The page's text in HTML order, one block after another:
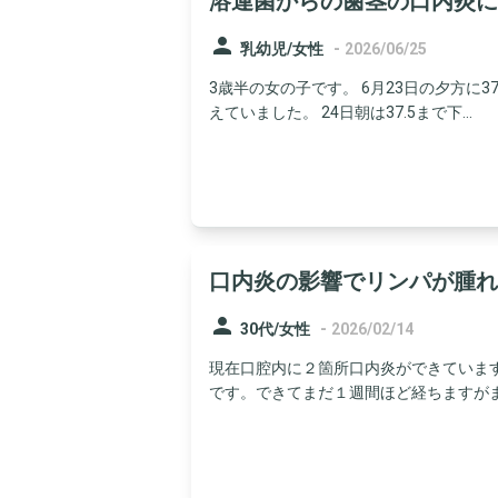
person 乳幼児/女性 - 2026/06/25
3歳半の女の子です。 6月23日の夕方に
えていました。 24日朝は37.5まで下...
口内炎の影響でリンパが腫
person 30代/女性 - 2026/02/14
現在口腔内に２箇所口内炎ができてい
です。できてまだ１週間ほど経ちますが